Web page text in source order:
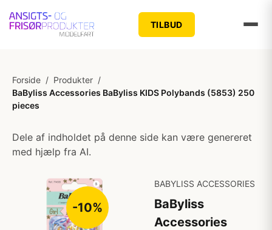
TILBUD
Forside / Produkter /
BaByliss Accessories BaByliss KIDS Polybands (5853) 250
pieces
Dele af indholdet på denne side kan være genereret
med hjælp fra AI.
-10%
BABYLISS ACCESSORIES
BaByliss
Accessories